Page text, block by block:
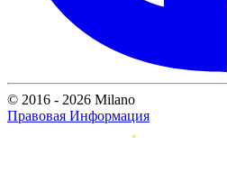
© 2016 - 2026 Milano
Правовая Информация